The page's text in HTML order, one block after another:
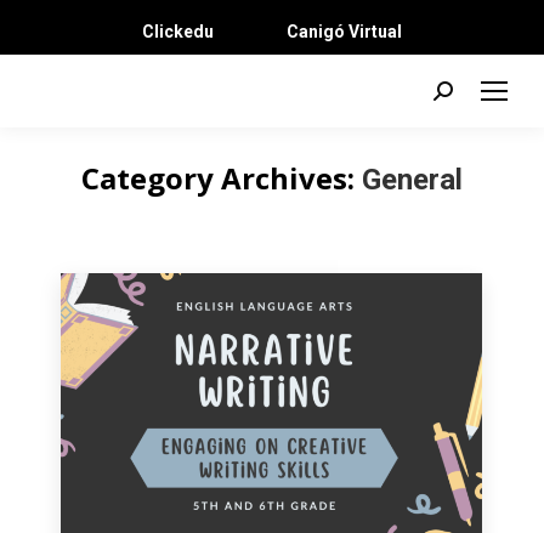
Clickedu Canigó Virtual
Search:
Category Archives: General